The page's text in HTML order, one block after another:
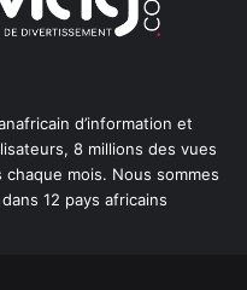
d’information et
8 millions des vues
mois. Nous sommes
12 pays africains